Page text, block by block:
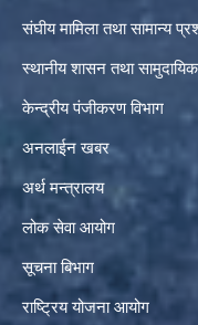
संघीय मामिला तथा सामान्य
स्थानीय शासन तथा
केन्द्रीय पंजीकरण विभाग
अनलाईन खबर
अर्थ मन्त्रालय
लोक सेवा आयोग
सूचना बिभाग
राष्ट्रिय योजना आयोग